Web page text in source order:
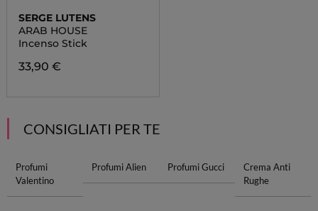
SERGE LUTENS
ARAB HOUSE
Incenso Stick
33,90 €
CONSIGLIATI PER TE
Profumi
Valentino
Profumi Alien Profumi Gucci
Crema Anti
Rughe